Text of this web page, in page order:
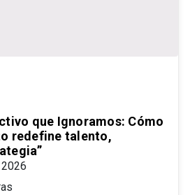
que Ignoramos: Cómo
redefine talento,